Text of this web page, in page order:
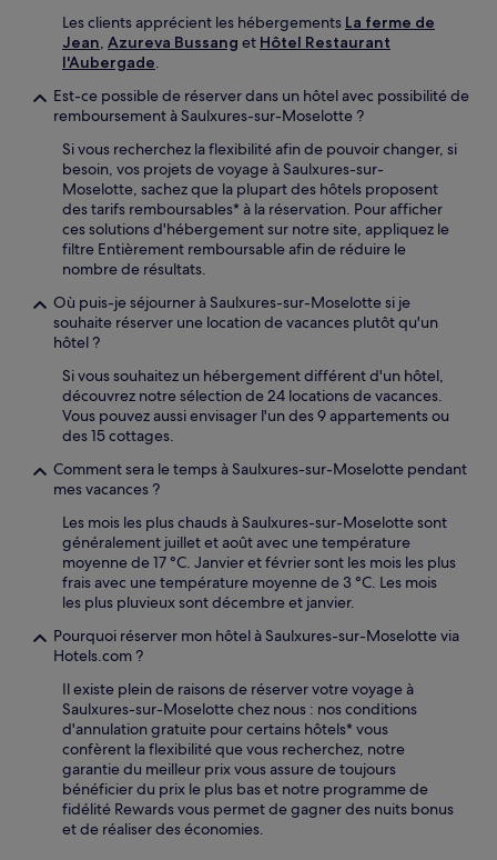
Les clients apprécient les hébergements La ferme de
Jean, Azureva Bussang et Hôtel Restaurant
l'Aubergade.
Est-ce possible de réserver dans un hôtel avec possibilité de
remboursement à Saulxures-sur-Moselotte ?
Si vous recherchez la flexibilité afin de pouvoir changer, si
besoin, vos projets de voyage à Saulxures-sur-
Moselotte, sachez que la plupart des hôtels proposent
des tarifs remboursables* à la réservation. Pour afficher
ces solutions d'hébergement sur notre site, appliquez le
filtre Entièrement remboursable afin de réduire le
nombre de résultats.
Où puis-je séjourner à Saulxures-sur-Moselotte si je
souhaite réserver une location de vacances plutôt qu'un
hôtel ?
Si vous souhaitez un hébergement différent d'un hôtel,
découvrez notre sélection de 24 locations de vacances.
Vous pouvez aussi envisager l'un des 9 appartements ou
des 15 cottages.
Comment sera le temps à Saulxures-sur-Moselotte pendant
mes vacances ?
Les mois les plus chauds à Saulxures-sur-Moselotte sont
généralement juillet et août avec une température
moyenne de 17 °C. Janvier et février sont les mois les plus
frais avec une température moyenne de 3 °C. Les mois
les plus pluvieux sont décembre et janvier.
Pourquoi réserver mon hôtel à Saulxures-sur-Moselotte via
Hotels.com ?
Il existe plein de raisons de réserver votre voyage à
Saulxures-sur-Moselotte chez nous : nos conditions
d'annulation gratuite pour certains hôtels* vous
confèrent la flexibilité que vous recherchez, notre
garantie du meilleur prix vous assure de toujours
bénéficier du prix le plus bas et notre programme de
fidélité Rewards vous permet de gagner des nuits bonus
et de réaliser des économies.